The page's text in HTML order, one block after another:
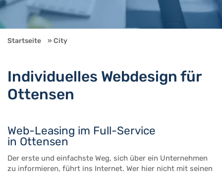
Startseite City
Individuelles Webdesign für
Ottensen
Web-Leasing im Full-Service
in Ottensen
Der erste und einfachste Weg, sich über ein Unternehmen
zu informieren, führt ins Internet. Wer hier nicht mit seinen